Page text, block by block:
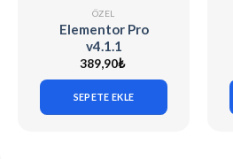
ÖZEL
Elementor Pro
v4.1.1
389,90₺
SEPETE EKLE